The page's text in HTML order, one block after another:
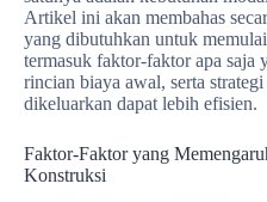
Artikel ini akan membahas
yang dibutuhkan untuk
termasuk faktor-faktor apa saja
rincian biaya awal, serta
dikeluarkan dapat lebih efisien.
Faktor-Faktor yang
Konstruksi